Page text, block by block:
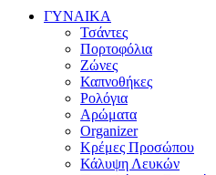
ΓΥΝΑΙΚΑ
Τσάντες
Πορτοφόλια
Ζώνες
Καπνοθήκες
Ρολόγια
Αρώματα
Organizer
Κρέμες Προσώπου
Κάλυψη Λευκών